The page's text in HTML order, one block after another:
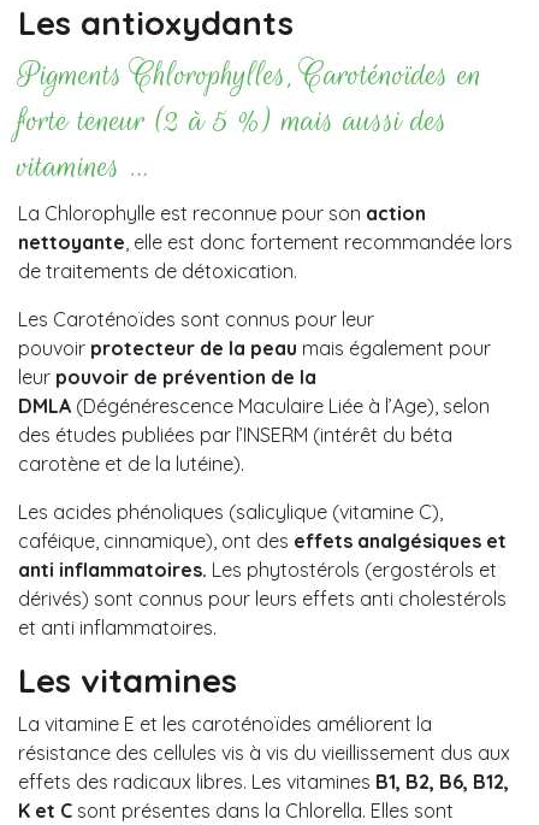
Les antioxydants
Pigments Chlorophylles, Caroténoïdes en
forte teneur (2 à 5 %) mais aussi des
vitamines …
La Chlorophylle est reconnue pour son action
nettoyante , elle est donc fortement recommandée lors
de traitements de détoxication.
Les Caroténoïdes sont connus pour leur
pouvoir protecteur de la peau mais également pour
leur pouvoir de prévention de la
DMLA (Dégénérescence Maculaire Liée à l’Age), selon
des études publiées par l’INSERM (intérêt du béta
carotène et de la lutéine).
Les acides phénoliques (salicylique (vitamine C),
caféique, cinnamique), ont des effets analgésiques et
anti inflammatoires. Les phytostérols (ergostérols et
dérivés) sont connus pour leurs effets anti cholestérols
et anti inflammatoires.
Les vitamines
La vitamine E et les caroténoïdes améliorent la
résistance des cellules vis à vis du vieillissement dus aux
effets des radicaux libres. Les vitamines B1, B2, B6, B12,
K et C sont présentes dans la Chlorella. Elles sont